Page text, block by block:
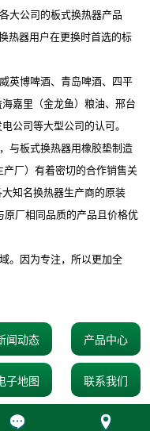
大公司的板式换热器产品
热器用户在更换时首选的标
英博啤酒、青岛啤酒、四平
嘉里（金龙鱼）粮油、邢台
公司等大型公司的认可。
与板式换热器用橡胶垫制造
产厂）有着密切的合作销售关
知名换热器生产商的原装
厂相同品质的产品且价格优
。因为专注，所以更加全
闻动态 产品中心
子地图 联系我们